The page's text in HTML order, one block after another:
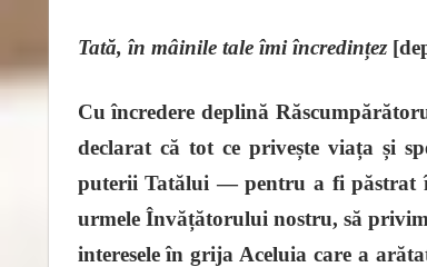
Tată, în mâinile tale îmi încredințez
Cu încredere deplină
declarat că tot ce privește viața și
puterii Tatălui — pentru a fi păstrat
urmele Învățătorului nostru, să
interesele în grija Aceluia care a